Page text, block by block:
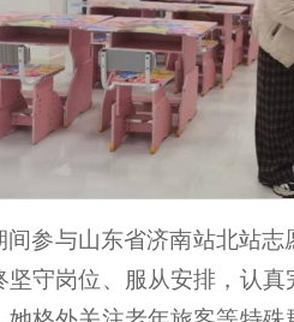
间参与山东省济南站北站
守岗位、服从安排，认